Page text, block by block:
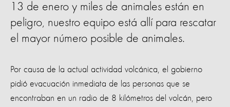
13 de enero y miles de animales están en
peligro, nuestro equipo está allí para rescatar
el mayor número posible de animales.
Por causa de la actual actividad volcánica, el gobierno
pidió evacuación inmediata de las personas que se
encontraban en un radio de 8 kilómetros del volcán, pero